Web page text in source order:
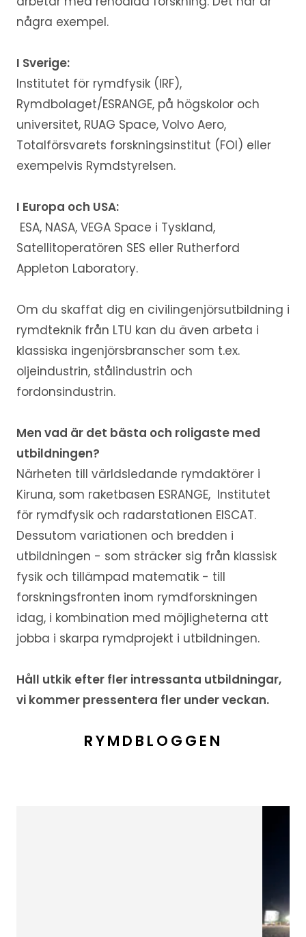
några exempel.
I Sverige:
Institutet för rymdfysik (IRF),
Rymdbolaget/ESRANGE, på högskolor och
universitet, RUAG Space, Volvo Aero,
Totalförsvarets forskningsinstitut (FOI) eller
exempelvis Rymdstyrelsen.
I Europa och USA:
ESA, NASA, VEGA Space i Tyskland,
Satellitoperatören SES eller Rutherford
Appleton Laboratory.
Om du skaffat dig en civilingenjörsutbildning i
rymdteknik från LTU kan du även arbeta i
klassiska ingenjörsbranscher som t.ex.
oljeindustrin, stålindustrin och
fordonsindustrin.
Men vad är det bästa och roligaste med
utbildningen?
Närheten till världsledande rymdaktörer i
Kiruna, som raketbasen ESRANGE, Institutet
för rymdfysik och radarstationen EISCAT.
Dessutom variationen och bredden i
utbildningen - som sträcker sig från klassisk
fysik och tillämpad matematik - till
forskningsfronten inom rymdforskningen
idag, i kombination med möjligheterna att
jobba i skarpa rymdprojekt i utbildningen.
Håll utkik efter fler intressanta utbildningar,
vi kommer pressentera fler under veckan.
RYMDBLOGGEN